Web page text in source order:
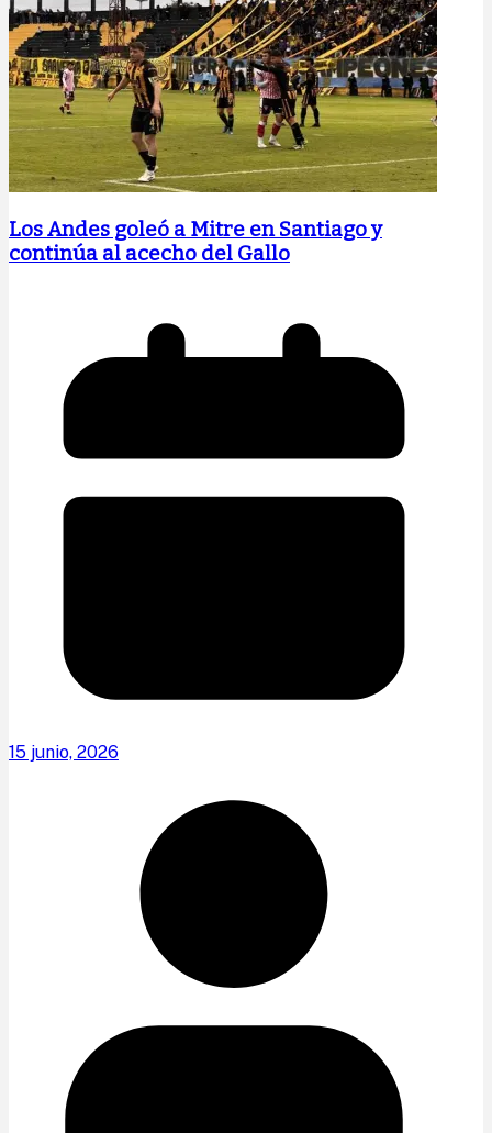
Los Andes goleó a Mitre en Santiago y
continúa al acecho del Gallo
15 junio, 2026